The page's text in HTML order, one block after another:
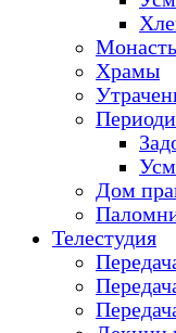
Храмы
Дом
Телестудия